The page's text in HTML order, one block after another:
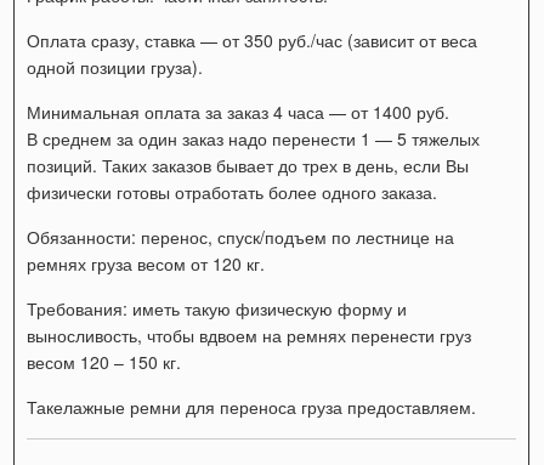
Оплата сразу, ставка — от 350 руб./час (зависит от веса
одной позиции груза).
Минимальная оплата за заказ 4 часа — от 1400 руб.
В среднем за один заказ надо перенести 1 — 5 тяжелых
позиций. Таких заказов бывает до трех в день, если Вы
физически готовы отработать более одного заказа.
Обязанности: перенос, спуск/подъем по лестнице на
ремнях груза весом от 120 кг.
Требования: иметь такую физическую форму и
выносливость, чтобы вдвоем на ремнях перенести груз
весом 120 – 150 кг.
Такелажные ремни для переноса груза предоставляем.